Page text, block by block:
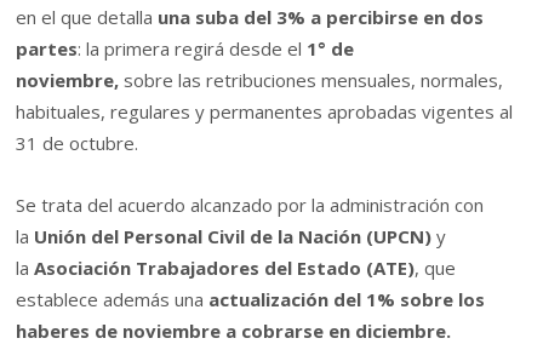
en el que detalla una suba del 3% a percibirse en dos
partes: la primera regirá desde el 1° de
noviembre, sobre las retribuciones mensuales, normales,
habituales, regulares y permanentes aprobadas vigentes al
31 de octubre.
Se trata del acuerdo alcanzado por la administración con
la Unión del Personal Civil de la Nación (UPCN) y
laAsociación Trabajadores del Estado (ATE), que
establece además una actualización del 1% sobre los
haberes de noviembre a cobrarse en diciembre.